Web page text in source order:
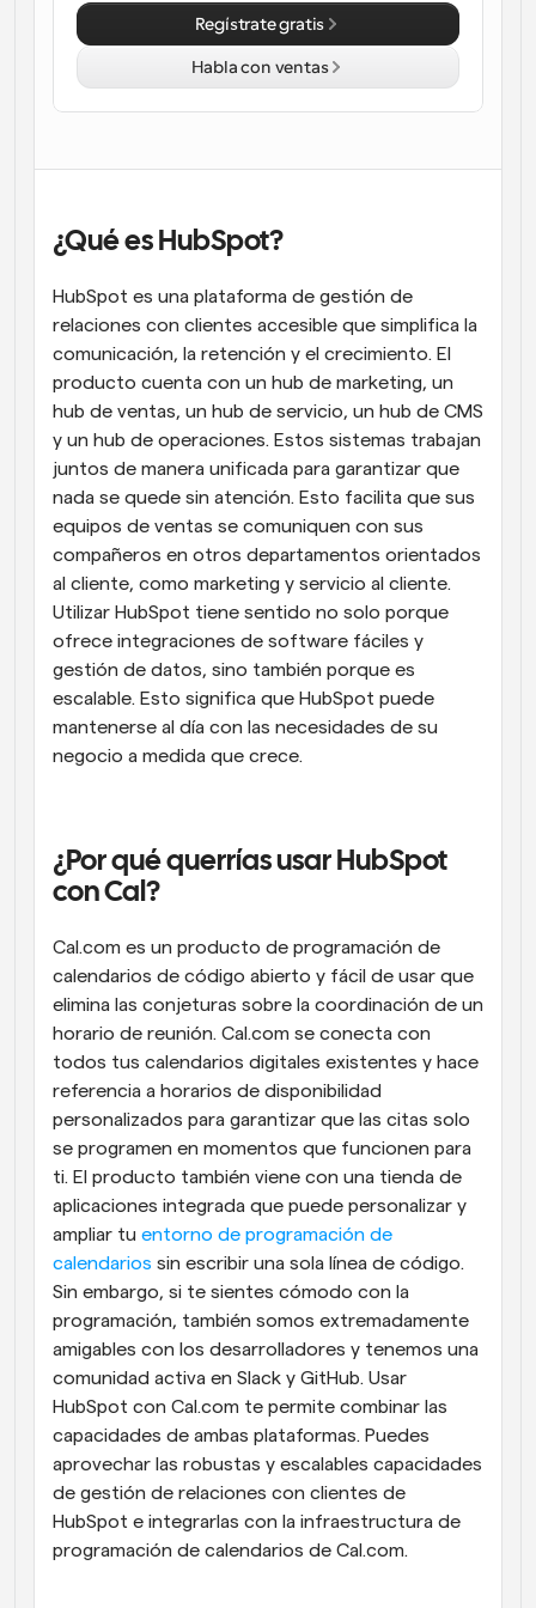
impulsadas por IA
Flujos de trabajo
Automatiza la programación y los recordatorios
Blog
Reúnete con clientes en minutos
Enlaces de Grupo Dinámico
Reserva reuniones de forma fluida con varias personas
Webhooks
Recibe notificaciones cuando ocurra algo
¿Qué es HubSpot?
HubSpot es una plataforma de gestión de
relaciones con clientes accesible que simplifica la
comunicación, la retención y el crecimiento. El
producto cuenta con un hub de marketing, un
hub de ventas, un hub de servicio, un hub de CMS
y un hub de operaciones. Estos sistemas trabajan
juntos de manera unificada para garantizar que
nada se quede sin atención. Esto facilita que sus
equipos de ventas se comuniquen con sus
compañeros en otros departamentos orientados
al cliente, como marketing y servicio al cliente.
Utilizar HubSpot tiene sentido no solo porque
ofrece integraciones de software fáciles y
gestión de datos, sino también porque es
escalable. Esto significa que HubSpot puede
mantenerse al día con las necesidades de su
negocio a medida que crece.
¿Por qué querrías usar HubSpot
con Cal?
Cal.com es un producto de programación de
calendarios de código abierto y fácil de usar que
elimina las conjeturas sobre la coordinación de un
horario de reunión. Cal.com se conecta con
todos tus calendarios digitales existentes y hace
referencia a horarios de disponibilidad
personalizados para garantizar que las citas solo
se programen en momentos que funcionen para
ti. El producto también viene con una tienda de
aplicaciones integrada que puede personalizar y
ampliar tu entorno de programación de
calendarios sin escribir una sola línea de código.
Sin embargo, si te sientes cómodo con la
programación, también somos extremadamente
amigables con los desarrolladores y tenemos una
comunidad activa en Slack y GitHub. Usar
HubSpot con Cal.com te permite combinar las
capacidades de ambas plataformas. Puedes
aprovechar las robustas y escalables capacidades
de gestión de relaciones con clientes de
HubSpot e integrarlas con la infraestructura de
programación de calendarios de Cal.com.
Regístrate gratis
Habla con ventas